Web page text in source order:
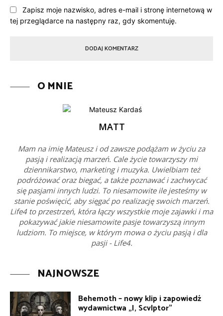
Zapisz moje nazwisko, adres e-mail i stronę internetową w
tej przeglądarce na następny raz, gdy skomentuję.
O MNIE
MATT
Mam na imię Mateusz i od zawsze podążam w życiu za
pasją i realizacją marzeń. Cale życie towarzyszy mi
dziennikarstwo, marketing i muzyka. Uwielbiam też
podróżować oraz biegać, a także poznawać i zachwycać
się pasjami innych ludzi. To niesamowite ile jesteśmy w
stanie poświęcić, aby sięgać po realizację swoich marzeń.
Life4 to przestrzeń, która łączy wszystkie moje zajawki i ma
pokazywać jakie niesamowite pasje towarzyszą innym
ludziom. To miejsce, w którym mowa o życiu pasją i dla
pasji - Life4.
NAJNOWSZE
Behemoth – nowy klip i zapowiedź
wydawnictwa „I, Scvlptor”